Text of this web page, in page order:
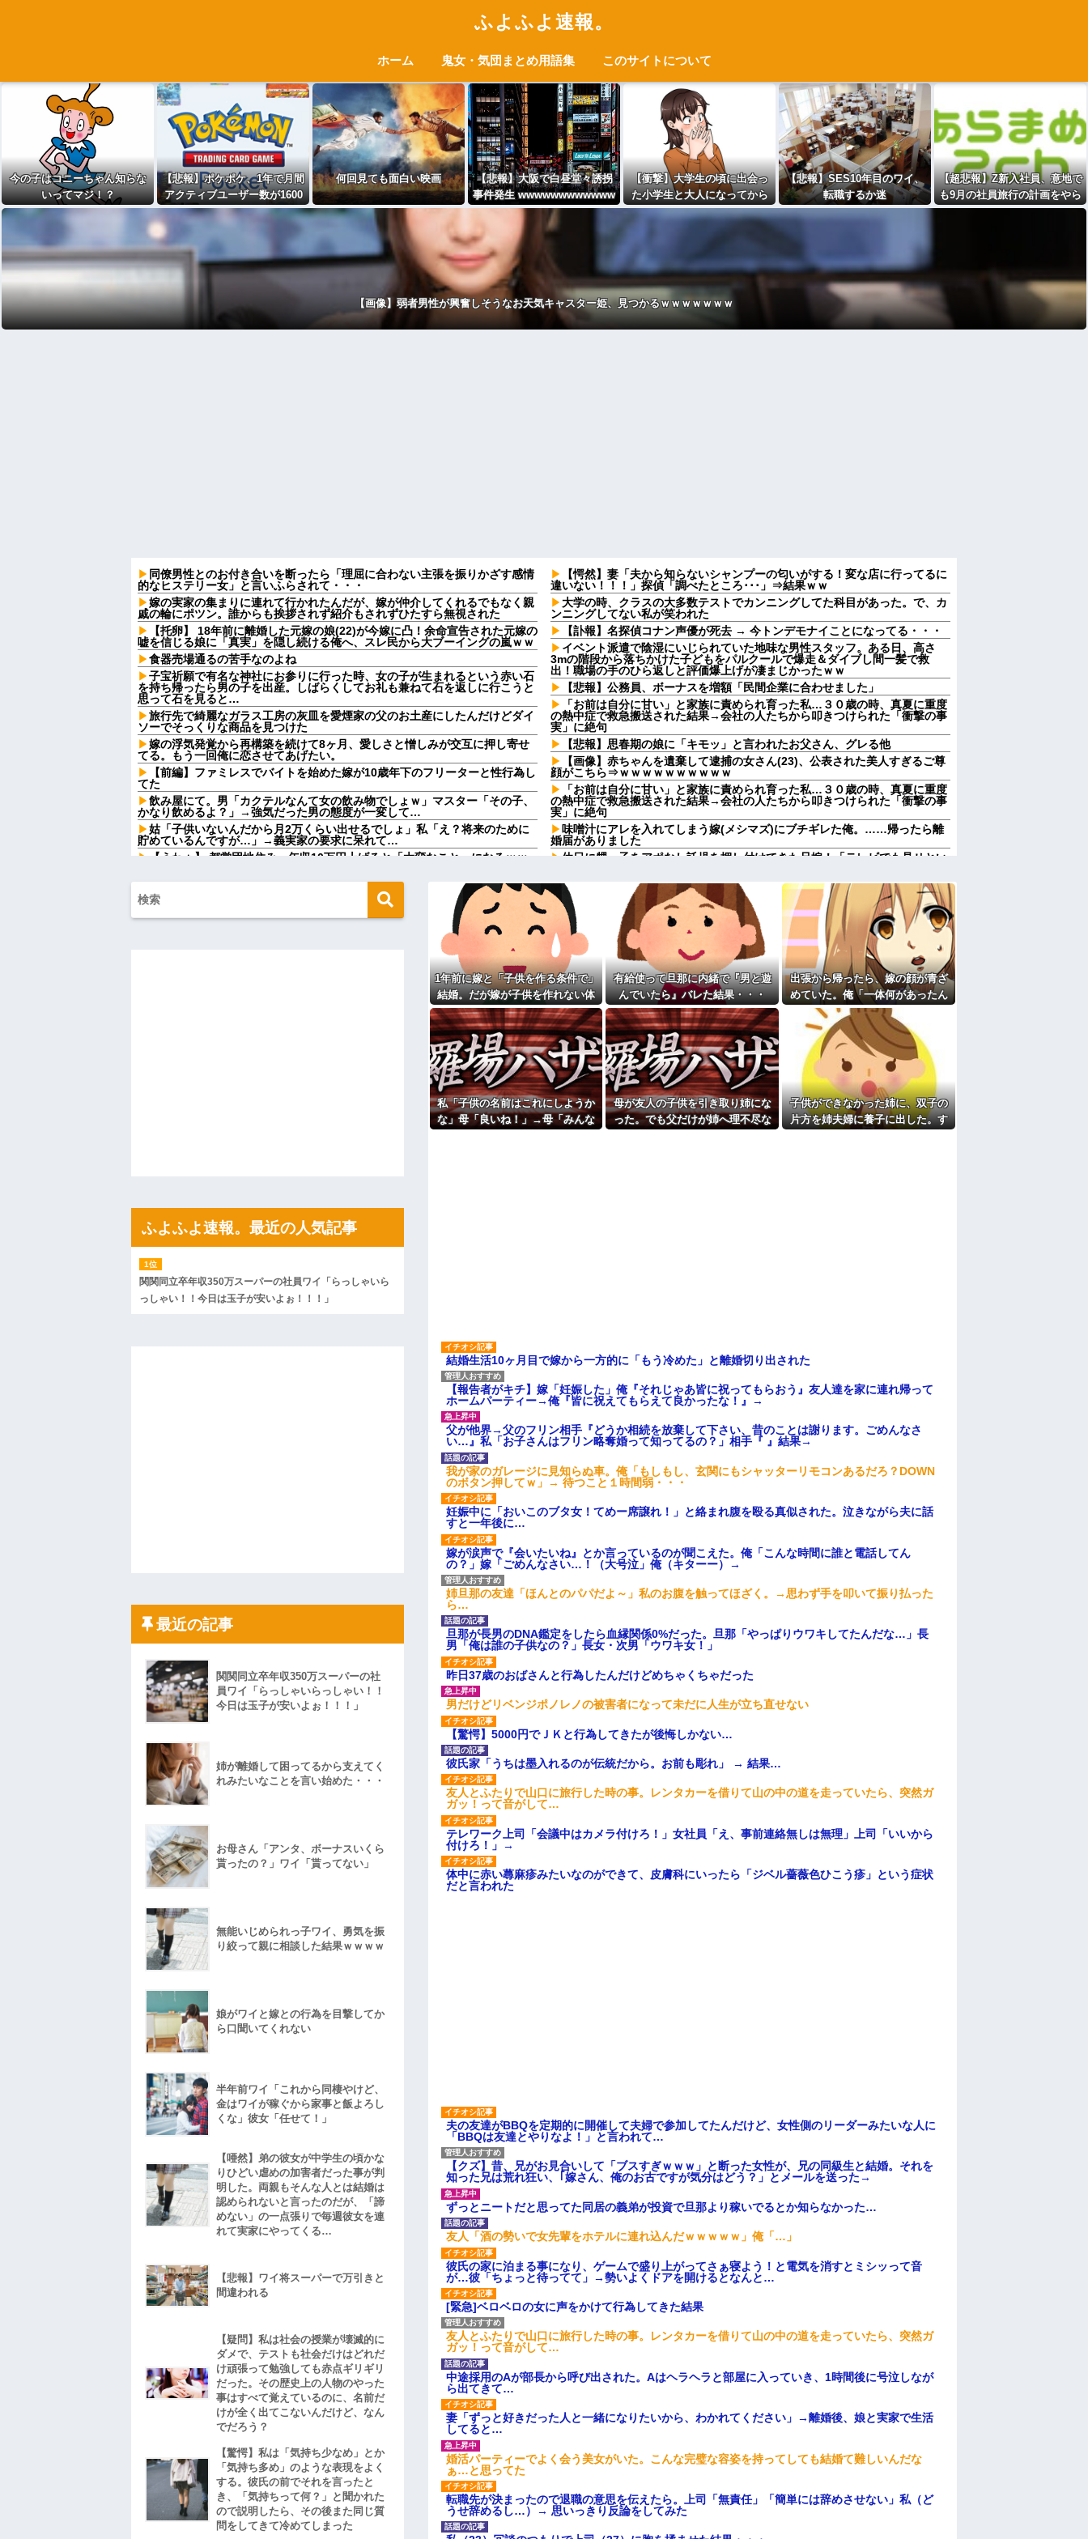
ふよふよ速報。
ホーム 鬼女・気団まとめ用語集 このサイトについて
今の子はコニーちゃん知らな
いってマジ！？
【悲報】ポケポケ、1年で月間
アクティブユーザー数が1600
万人減少
何回見ても面白い映画
【悲報】大阪で白昼堂々誘拐
事件発生 wwwwwwwwwwww
wwwwwwwwwwwwwwwwww
wwwwww
【衝撃】大学生の頃に出会っ
た小学生と大人になってから
再会し結婚した男、めちゃく
ちゃ叩かれてしまうｗｗｗｗ
【悲報】SES10年目のワイ、
転職するか迷
う・・・・・・・・・
【超悲報】Z新入社員、意地で
も9月の社員旅行の計画をやら
ないｗｗｗ
【画像】弱者男性が興奮しそうなお天気キャスター姫、見つかるｗｗｗｗｗｗｗ
同僚男性とのお付き合いを断ったら「理屈に合わない主張を振りかざす感情
的なヒステリー女」と言いふらされて・・・
嫁の実家の集まりに連れて行かれたんだが、嫁が仲介してくれるでもなく親
戚の輪にポツン。誰からも挨拶されず紹介もされずひたすら無視された
【托卵】 18年前に離婚した元嫁の娘(22)が今嫁に凸！余命宣告された元嫁の
嘘を信じる娘に「真実」を隠し続ける俺へ、スレ民から大ブーイングの嵐ｗｗ
食器売場通るの苦手なのよね
子宝祈願で有名な神社にお参りに行った時、女の子が生まれるという赤い石
を持ち帰ったら男の子を出産。しばらくしてお礼も兼ねて石を返しに行こうと
思って石を見ると…
旅行先で綺麗なガラス工房の灰皿を愛煙家の父のお土産にしたんだけどダイ
ソーでそっくりな商品を見つけた
嫁の浮気発覚から再構築を続けて8ヶ月、愛しさと憎しみが交互に押し寄せ
てる。もう一回俺に恋させてあげたい。
【前編】ファミレスでバイトを始めた嫁が10歳年下のフリーターと性行為し
てた
飲み屋にて。男「カクテルなんて女の飲み物でしょｗ」マスター「その子、
かなり飲めるよ？」→強気だった男の態度が一変して…
姑「子供いないんだから月2万くらい出せるでしょ」私「え？将来のために
貯めているんですが…」→義実家の要求に呆れて…
【うわぁ】 都営団地住み、年収10万円上げると「大変なこと」になるｗｗ
【復讐】 ある職業の人材を育成する高校に通ってたんだが、体力ないヤツは
イジメられて全寮制だから逃げ出すこともできなかった→あるイジっ子が自...
AIさん、ドラクエ6を理想的にアニメ化してしまう
ダイアンのじゃない方がユースケさんになってしまっているという事実←こ
政府「増税」敵「増税すんな！増税メガネ！」→政府「減税」敵「減税すん
【画像】令和最新版の剛力彩芽、ワイらにブッ刺さりまくりと話題にw w w
出張から帰ったら、嫁の顔が青ざめていた。俺「一体何があったんだ？」嫁
ハードオフに売っていた4万4000円のフィギュアがヤバすぎるｗｗｗｗｗｗ
私「ちょっと、人の家の金庫触らないでよ！」キチママ『そこに金庫があっ
たから、開けてみようとしただけ☆』義兄「泥は出てけ！二度と来るな！」結
私「初めて飲む味だけどなんのお茶？」彼「ちっ！」私「」
【ネット騒然】惨殺されたタワマン頂き女子のこの動画、すげえええええｗ
ｗｗｗｗｗｗｗｗｗｗ
【愕然】白のクラウン俺氏、高速道路左車線を制限速度で走った結果
wwwwwwwwwwww
百年の恋12-899 食べた量を張り合ってくる
【悲報】佐藤輝明・・・２軍でも盛大にやらかす←あまり悲しませないでく
【愕然】妻「夫から知らないシャンプーの匂いがする！変な店に行ってるに
違いない！！！」探偵「調べたところ･･･」⇒結果ｗｗ
大学の時、クラスの大多数テストでカンニングしてた科目があった。で、カ
ンニングしてない私が笑われた
【訃報】名探偵コナン声優が死去 → 今トンデモナイことになってる・・・
イベント派遣で陰湿にいじられていた地味な男性スタッフ。ある日、高さ
3mの階段から落ちかけた子どもをパルクールで爆走＆ダイブし間一髪で救
出！職場の手のひら返しと評価爆上げが凄まじかったｗｗ
【悲報】公務員、ボーナスを増額「民間企業に合わせました」
「お前は自分に甘い」と家族に責められ育った私…３０歳の時、真夏に重度
の熱中症で救急搬送された結果→会社の人たちから叩きつけられた「衝撃の事
実」に絶句
【悲報】思春期の娘に「キモッ」と言われたお父さん、グレる他
【画像】赤ちゃんを遺棄して逮捕の女さん(23)、公表された美人すぎるご尊
顔がこちら⇒ｗｗｗｗｗｗｗｗｗｗ
「お前は自分に甘い」と家族に責められ育った私…３０歳の時、真夏に重度
の熱中症で救急搬送された結果→会社の人たちから叩きつけられた「衝撃の事
実」に絶句
味噌汁にアレを入れてしまう嫁(メシマズ)にブチギレた俺。……帰ったら離
婚届がありました
休日に甥っ子をアポなし託児を押し付けてきた兄嫁！「テレビでも見せとい
「今思えばなんであんなに夢中になったんやろ…」と思うコンテンツ
映画デートの予定をドタキャンされて、見てない映画のチケ代を奢らされ
て、これはダメだと思って別れたよ
【画像】思わず保存したくなる「笑える画像・最高な画像」貼っていけｗｗ
ｗｗｗ
【修羅場】不妊と判明した夫、前妻の娘に「実の子じゃない！」と訴えた結
果ｗｗｗｗ
33歳くらいから太ったせいか加齢で＊が緩んだのかチョビッと漏れるように
なった
相手がどんなパイプ持っているかも知れないのに…
高校３年生の女です。家が嫌いすぎて家を出て現在養護施設で暮らしていま
す
旦那の祖父が亡くなった。私「エプロン持って行った方がいいよね」旦那
「余計な出費すんな。そんなもん買うなら今後一切金を出さねぇぞ」私「え
っ…」
主な税金の成り立ちを調べてみたよ
1年前に嫁と「子供を作る条件で」
結婚。だが嫁が子供を作れない体
だと知ったので離婚へ。
有給使って旦那に内緒で『男と遊
んでいたら』バレた結果・・・
出張から帰ったら、嫁の顔が青ざ
めていた。俺「一体何があったん
だ？」嫁「…」→子供たちに話を
聞くと…
私「子供の名前はこれにしようか
な」母「良いね！」→母「みんな
母が友人の子供を引き取り姉にな
った。でも父だけが姉へ理不尽な
子供ができなかった姉に、双子の
片方を姉夫婦に養子に出した。す
結婚生活10ヶ月目で嫁から一方的に「もう冷めた」と離婚切り出された
【報告者がキチ】嫁「妊娠した」俺『それじゃあ皆に祝ってもらおう』友人達を家に連れ帰って
ホームパーティー→俺『皆に祝えてもらえて良かったな！』→
父が他界→父のフリン相手『どうか相続を放棄して下さい、昔のことは謝ります。ごめんなさ
い…』私「お子さんはフリン略奪婚って知ってるの？」相手『 』結果→
我が家のガレージに見知らぬ車。俺「もしもし、玄関にもシャッターリモコンあるだろ？DOWN
のボタン押してｗ」→ 待つこと１時間弱・・・
妊娠中に「おいこのブタ女！てめー席譲れ！」と絡まれ腹を殴る真似された。泣きながら夫に話
すと一年後に…
嫁が涙声で『会いたいね』とか言っているのが聞こえた。俺「こんな時間に誰と電話してん
の？」嫁「ごめんなさい…！（大号泣」俺（キターー）→
姉旦那の友達「ほんとのパパだよ～」私のお腹を触ってほざく。→思わず手を叩いて振り払った
ら…
旦那が長男のDNA鑑定をしたら血縁関係0%だった。旦那「やっぱりウワキしてたんだな…」長
男「俺は誰の子供なの？」長女・次男「ウワキ女！」
昨日37歳のおばさんと行為したんだけどめちゃくちゃだった
男だけどリベンジポノレノの被害者になって未だに人生が立ち直せない
【驚愕】5000円でＪＫと行為してきたが後悔しかない…
彼氏家「うちは墨入れるのが伝統だから。お前も彫れ」 → 結果…
友人とふたりで山口に旅行した時の事。レンタカーを借りて山の中の道を走っていたら、突然ガ
ガッ！って音がして…
テレワーク上司「会議中はカメラ付けろ！」女社員「え、事前連絡無しは無理」上司「いいから
付けろ！」→
体中に赤い蕁麻疹みたいなのができて、皮膚科にいったら「ジベル薔薇色ひこう疹」という症状
だと言われた
夫の友達がBBQを定期的に開催して夫婦で参加してたんだけど、女性側のリーダーみたいな人に
「BBQは友達とやりなよ！」と言われて…
【クズ】昔、兄がお見合いして「ブスすぎｗｗｗ」と断った女性が、兄の同級生と結婚。それを
知った兄は荒れ狂い、｢嫁さん、俺のお古ですが気分はどう？」とメールを送った→
ずっとニートだと思ってた同居の義弟が投資で旦那より稼いでるとか知らなかった…
友人「酒の勢いで女先輩をホテルに連れ込んだｗｗｗｗｗ」俺「…」
彼氏の家に泊まる事になり、ゲームで盛り上がってさぁ寝よう！と電気を消すとミシッって音
が…彼「ちょっと待ってて」→勢いよくドアを開けるとなんと…
[緊急]ベロベロの女に声をかけて行為してきた結果
友人とふたりで山口に旅行した時の事。レンタカーを借りて山の中の道を走っていたら、突然ガ
ガッ！って音がして…
中途採用のAが部長から呼び出された。Aはヘラヘラと部屋に入っていき、1時間後に号泣しなが
ら出てきて…
妻「ずっと好きだった人と一緒になりたいから、わかれてください」→離婚後、娘と実家で生活
してると…
婚活パーティーでよく会う美女がいた。こんな完璧な容姿を持ってしても結婚て難しいんだな
ぁ…と思ってた
転職先が決まったので退職の意思を伝えたら。上司「無責任」「簡単には辞めさせない」私（ど
うせ辞めるし…）→ 思いっきり反論をしてみた
ふよふよ速報。最近の人気記事
関関同立卒年収350万スーパーの社員ワイ「らっしゃいら
っしゃい！！今日は玉子が安いよぉ！！！」
最近の記事
関関同立卒年収350万スーパーの社
員ワイ「らっしゃいらっしゃい！！
今日は玉子が安いよぉ！！！」
姉が離婚して困ってるから支えてく
れみたいなことを言い始めた・・・
お母さん「アンタ、ボーナスいくら
貰ったの？」ワイ「貰ってない」
無能いじめられっ子ワイ、勇気を振
り絞って親に相談した結果ｗｗｗｗ
娘がワイと嫁との行為を目撃してか
ら口聞いてくれない
半年前ワイ「これから同棲やけど、
金はワイが稼ぐから家事と飯よろし
くな」彼女「任せて！」
【唖然】弟の彼女が中学生の頃かな
りひどい虐めの加害者だった事が判
明した。両親もそんな人とは結婚は
認められないと言ったのだが、「諦
めない」の一点張りで毎週彼女を連
れて実家にやってくる…
【悲報】ワイ将スーパーで万引きと
間違われる
【疑問】私は社会の授業が壊滅的に
ダメで、テストも社会だけはどれだ
け頑張って勉強しても赤点ギリギリ
だった。その歴史上の人物のやった
事はすべて覚えているのに、名前だ
けが全く出てこないんだけど、なん
でだろう？
【驚愕】私は「気持ち少なめ」とか
「気持ち多め」のような表現をよく
する。彼氏の前でそれを言ったと
き、「気持ちって何？」と聞かれた
ので説明したら、その後また同じ質
問をしてきて冷めてしまった